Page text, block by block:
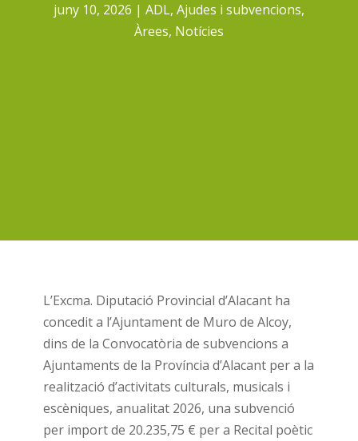
juny 10, 2026 ADL, Ajudes i subvencions,
Àrees, Notícies
L’Excma. Diputació Provincial d’Alacant ha
concedit a l’Ajuntament de Muro de Alcoy,
dins de la Convocatòria de subvencions a
Ajuntaments de la Província d’Alacant per a la
realització d’activitats culturals, musicals i
escèniques, anualitat 2026, una subvenció
per import de 20.235,75 € per a Recital poètic